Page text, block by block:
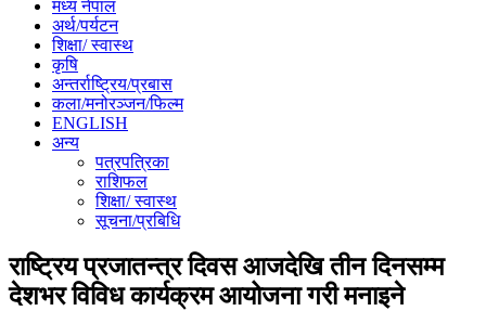
मध्य नेपाल
अर्थ/पर्यटन
शिक्षा/ स्वास्थ
कृषि
अन्तर्राष्ट्रिय/प्रबास
कला/मनोरञ्जन/फिल्म
ENGLISH
अन्य
पत्रपत्रिका
राशिफल
शिक्षा/ स्वास्थ
सूचना/प्रबिधि
राष्ट्रिय प्रजातन्त्र दिवस आजदेखि तीन दिनसम्म
देशभर विविध कार्यक्रम आयोजना गरी मनाइने